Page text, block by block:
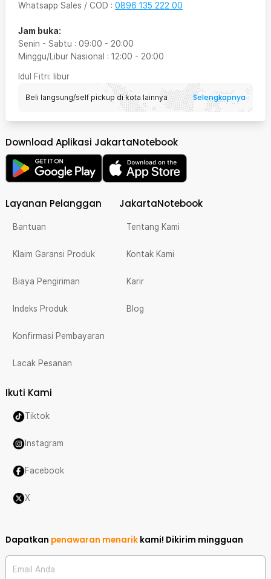
Whatsapp Sales / COD : 0896 135 222 00
Jam buka:
Senin - Sabtu : 09:00 - 20:00
Minggu/Libur Nasional : 12:00 - 20:00
Idul Fitri: libur
Beli langsung/self pickup di kota lainnya Selengkapnya
Download Aplikasi JakartaNotebook
Layanan Pelanggan
Bantuan
Klaim Garansi Produk
Biaya Pengiriman
Indeks Produk
Konfirmasi Pembayaran
Lacak Pesanan
JakartaNotebook
Tentang Kami
Kontak Kami
Karir
Blog
Ikuti Kami
Tiktok
Instagram
Facebook
X
Dapatkan penawaran menarik kami! Dikirim mingguan
Email Anda